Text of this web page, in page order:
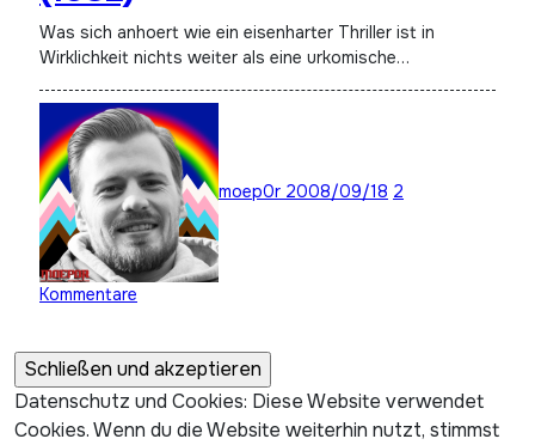
Was sich anhoert wie ein eisenharter Thriller ist in
Wirklichkeit nichts weiter als eine urkomische…
moep0r 2008/09/18 2
Kommentare
Datenschutz und Cookies: Diese Website verwendet
Cookies. Wenn du die Website weiterhin nutzt, stimmst